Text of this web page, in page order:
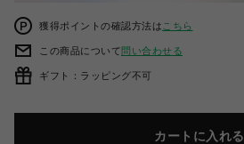
獲得ポイントの確認方法は こちら
この商品について問い合わせる
ギフト：ラッピング不可
カートに入れる